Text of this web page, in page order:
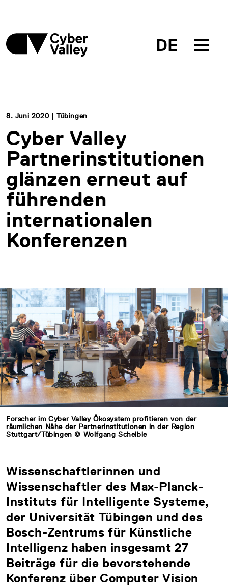
DE
8. Juni 2020 | Tübingen
Cyber Valley
Partnerinstitutionen
glänzen erneut auf
führenden
internationalen
Konferenzen
Forscher im Cyber Valley Ökosystem profitieren von der
räumlichen Nähe der Partnerinstitutionen in der Region
Stuttgart/Tübingen © Wolfgang Scheible
Wissenschaftlerinnen und
Wissenschaftler des Max-Planck-
Instituts für Intelligente Systeme,
der Universität Tübingen und des
Bosch-Zentrums für Künstliche
Intelligenz haben insgesamt 27
Beiträge für die bevorstehende
Konferenz über Computer Vision